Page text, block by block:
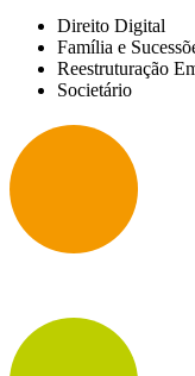
Direito Digital
Família e
Reestruturação
Societário